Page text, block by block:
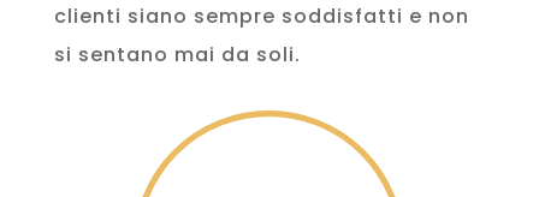
clienti siano sempre soddisfatti e non
si sentano mai da soli.